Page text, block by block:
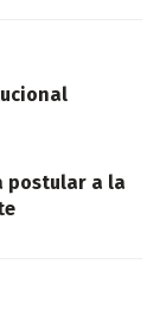
postular a la